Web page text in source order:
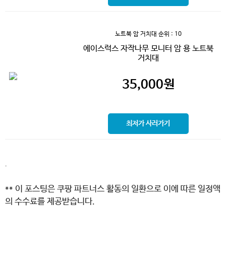
노트북 암 거치대 순위 : 10
에이스럭스 자작나무 모니터 암 용 노트북
거치대
35,000원
최저가 사러가기
.
** 이 포스팅은 쿠팡 파트너스 활동의 일환으로 이에 따른 일정액
의 수수료를 제공받습니다.